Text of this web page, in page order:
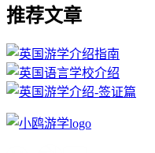
推荐文章